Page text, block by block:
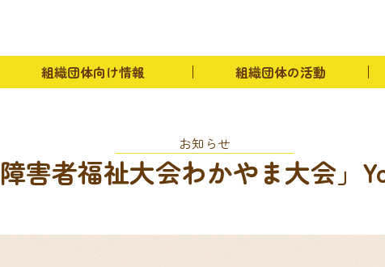
組織団体向け情報 組織団体の活動
お知らせ
障害者福祉大会わかやま大会」